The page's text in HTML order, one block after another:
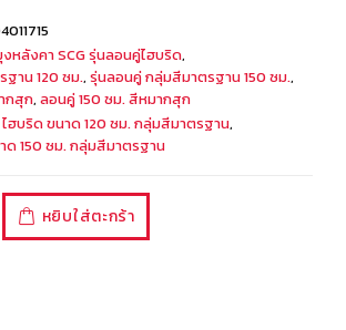
งหลังคา SCG รุ่นลอนคู่ไฮบริด,
าน 120 ซม., รุ่นลอนคู่ กลุ่มสีมาตรฐาน 150 ซม.,
กสุก, ลอนคู่ 150 ซม. สีหมากสุก
ฮบริด ขนาด 120 ซม. กลุ่มสีมาตรฐาน,
ด 150 ซม. กลุ่มสีมาตรฐาน
หยิบใส่ตะกร้า